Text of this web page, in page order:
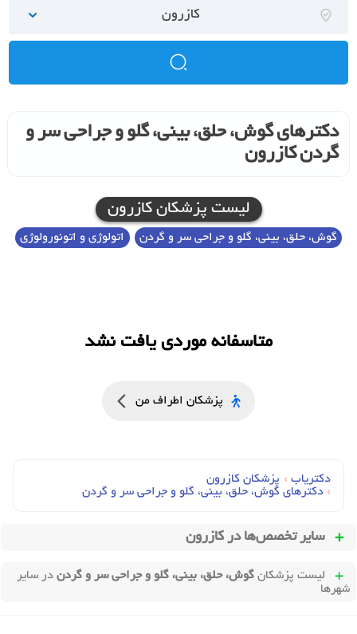
کازرون
دکترهای گوش، حلق، بینی، گلو و جراحی سر و
گردن کازرون
لیست پزشکان کازرون
گوش، حلق، بینی، گلو و جراحی سر و گردن اتولوژی و اتونورولوژی
متاسفانه موردی یافت نشد
پزشکان اطراف من
دکتریاب › پزشکان کازرون
› دکترهای گوش، حلق، بيني، گلو و جراحي سر و گردن
سایر تخصص‌ها در کازرون
لیست پزشکان گوش، حلق، بینی، گلو و جراحی سر و گردن در سایر
شهرها